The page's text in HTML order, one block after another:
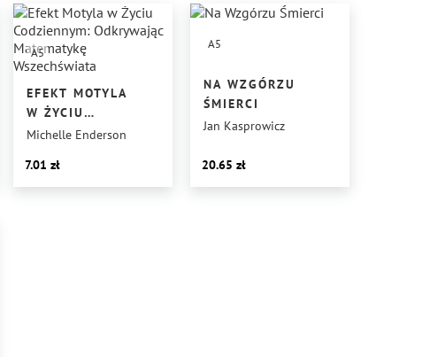
A5
EFEKT MOTYLA
W ŻYCIU
CODZIENNYM:
MATEMATYKĘ
WSZECHŚWIATA
Michelle Enderson
7.01
A5
NA WZGÓRZU
ŚMIERCI
Jan Kasprowicz
20.65